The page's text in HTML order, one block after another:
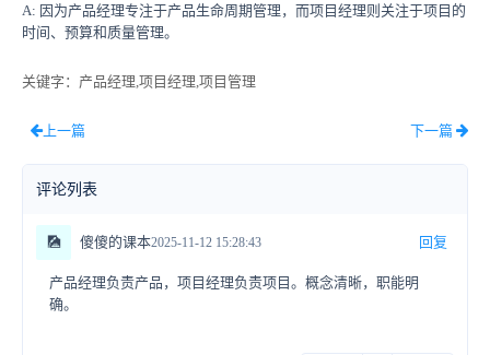
A: 因为产品经理专注于产品生命周期管理，而项目经理则关注于项目的
时间、预算和质量管理。
关键字 ：产品经理,项目经理,项目管理
上一篇 下一篇
评论列表
🎑 傻傻的课本2025-11-12 15:28:43 回复
产品经理负责产品，项目经理负责项目。概念清晰，职能明
确。